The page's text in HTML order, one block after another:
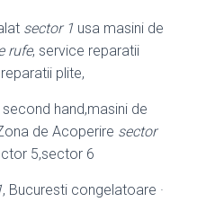
sector 1 usa masini de
rufe, service reparatii
plite,
hand,masini de
de Acoperire sector
5,sector 6
, Bucuresti congelatoare ·